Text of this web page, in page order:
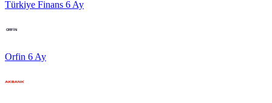
Türkiye Finans 6 Ay
Orfin 6 Ay